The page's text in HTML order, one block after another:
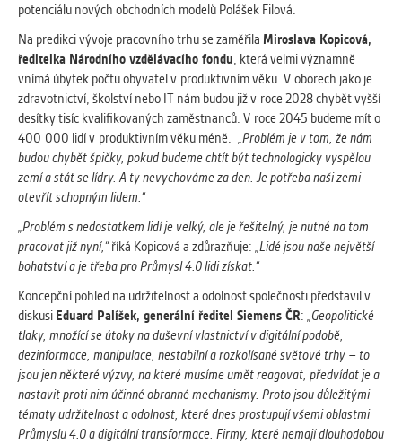
potenciálu nových obchodních modelů Polášek Filová.
Na predikci vývoje pracovního trhu se zaměřila Miroslava Kopicová,
ředitelka Národního vzdělávacího fondu, která velmi významně
vnímá úbytek počtu obyvatel v produktivním věku. V oborech jako je
zdravotnictví, školství nebo IT nám budou již v roce 2028 chybět vyšší
desítky tisíc kvalifikovaných zaměstnanců. V roce 2045 budeme mít o
400 000 lidí v produktivním věku méně. „Problém je v tom, že nám
budou chybět špičky, pokud budeme chtít být technologicky vyspělou
zemí a stát se lídry. A ty nevychováme za den. Je potřeba naši zemi
otevřít schopným lidem.“
„Problém s nedostatkem lidí je velký, ale je řešitelný, je nutné na tom
pracovat již nyní,“říká Kopicová a zdůrazňuje: „Lidé jsou naše největší
bohatství a je třeba pro Průmysl 4.0 lidi získat.“
Koncepční pohled na udržitelnost a odolnost společnosti představil v
diskusi Eduard Palíšek, generální ředitel Siemens ČR: „Geopolitické
tlaky, množící se útoky na duševní vlastnictví v digitální podobě,
dezinformace, manipulace, nestabilní a rozkolísané světové trhy – to
jsou jen některé výzvy, na které musíme umět reagovat, předvídat je a
nastavit proti nim účinné obranné mechanismy. Proto jsou důležitými
tématy udržitelnost a odolnost, které dnes prostupují všemi oblastmi
Průmyslu 4.0 a digitální transformace. Firmy, které nemají dlouhodobou